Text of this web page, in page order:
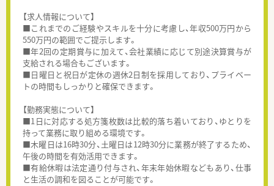
【求人情報について】
■これまでのご経験やスキルを十分に考慮し、年収500万円から
550万円の範囲でご提示します。
■年2回の定期賞与に加えて、会社業績に応じて別途決算賞与が
支給される場合もございます。
■日曜日と祝日が定休の週休2日制を採用しており、プライベー
トの時間もしっかりと確保できます。
【勤務実態について】
■1日に対応する処方箋枚数は比較的落ち着いており、ゆとりを
持って業務に取り組める環境です。
■木曜日は16時30分、土曜日は12時30分に業務が終了するため、
午後の時間を有効活用できます。
■有給休暇は法定通り付与され、年末年始休暇などもあり、仕事
と生活の調和を図ることが可能です。